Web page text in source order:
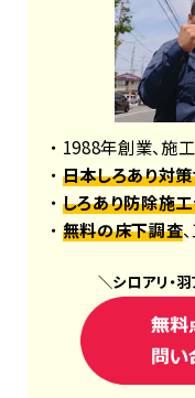
・ 1988年創業、施
・ 日本しろあり対
・ しろあり防除施
・ 無料の床下調査
＼シロアリ ・羽